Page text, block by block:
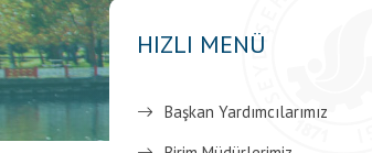
HIZLI MENÜ
Başkan Yardımcılarımız